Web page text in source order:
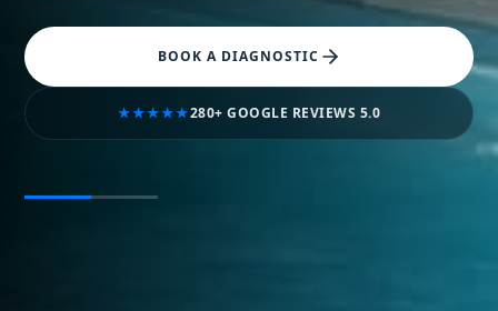
VIEW OUR SERVICES
★★★★★280+ GOOGLE REVIEWS 5.0